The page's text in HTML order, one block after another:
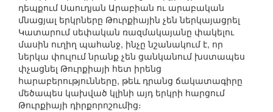
դեպքում Սաուդյան Արաբիան ու արաբական
մնացյալ երկրները Թուրքիային չեն ներկայացրել
Կատարում սեփական ռազմակայանը փակելու
մասին ուղիղ պահանջ, ինչը նշանակում է, որ
ներկա փուլում նրանք չեն ցանկանում խստապես
փչացնել Թուրքիայի հետ իրենց
հարաբերությունները, թեև դրանց ճակատագիրը
մեծապես կախված կլինի այդ երկրի հարցում
Թուրքիայի դիրքորոշումից։